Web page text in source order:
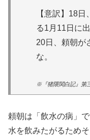
【意訳】18
る1月11日に
20日、頼朝が
な。
※『猪隈関白記』第
頼朝は「飲水の病」
水を飲みたがるため